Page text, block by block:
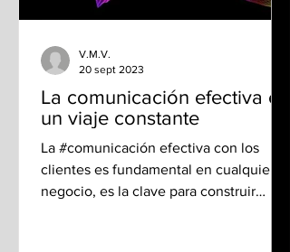
La comunicación efectiva es
un viaje constante
La #comunicación efectiva con los
clientes es fundamental en cualquier
negocio, es la clave para construir
V.M.V.
20 sept 2023